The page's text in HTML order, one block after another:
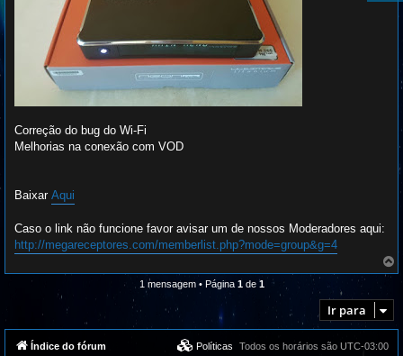
Correção do bug do Wi-Fi
Melhorias na conexão com VOD
Baixar Aqui
Caso o link não funcione favor avisar um de nossos Moderadores aqui:
http://megareceptores.com/memberlist.php?mode=group&g=4
o
1 mensagem • Página 1de 1
Ir para
Índice do fórum Todos os horários são UTC-03:00
Políticas